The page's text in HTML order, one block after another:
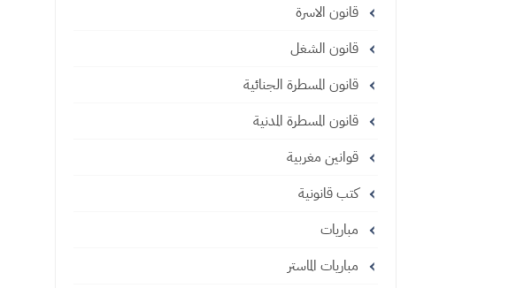
قانون الاسرة
قانون الشغل
قانون المسطرة الجنائية
قانون المسطرة المدنية
قوانين مغربية
كتب قانونية
مباريات
مباريات الماستر